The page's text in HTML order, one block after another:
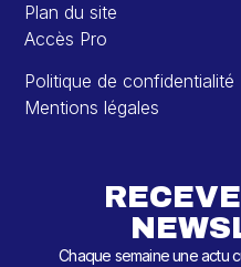
Plan du site
Accès Pro
Politique de confidentialité
Mentions légales
Chaque semaine une actu